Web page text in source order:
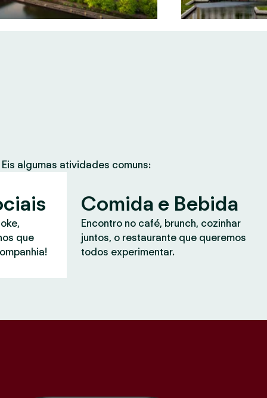
algumas atividades comuns:
que
Comida e Bebida
Encontro no café, brunch, cozinhar
juntos, o restaurante que queremos
todos experimentar.